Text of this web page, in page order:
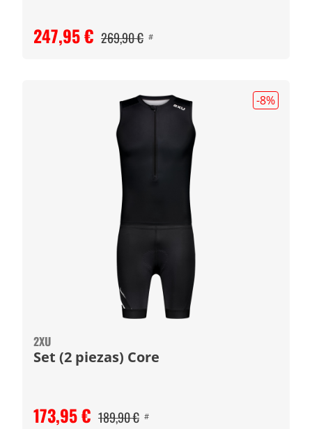
247,95 € 269,90 € #
-8%
2XU
Set (2 piezas) Core
173,95 € 189,90 € #